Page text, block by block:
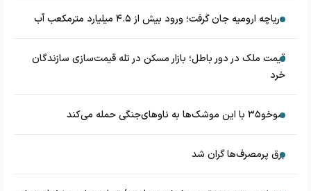
دریاچه ارومیه جان گرفت؛ ورود بیش از ۴.۵ میلیارد مترمکعب آب
قیمت ملک در دور باطل؛ بازار مسکن در تله قیمت‌سازی سازندگان
خرد
سوخو۳۵ با این موشک‌ها به ناوهای‌جنگی حمله می‌کند
برق پرمصرف‌ها گران شد